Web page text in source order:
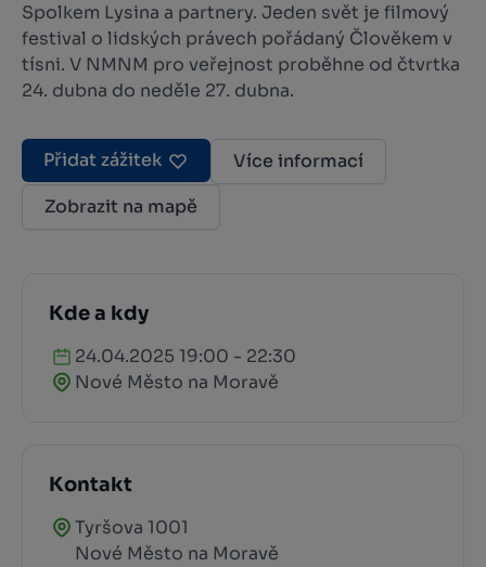
Spolkem Lysina a partnery. Jeden svět je filmový
festival o lidských právech pořádaný Člověkem v
tísni. V NMNM pro veřejnost proběhne od čtvrtka
24. dubna do neděle 27. dubna.
Přidat zážitek
Více informací
Zobrazit na mapě
Kde a kdy
24.04.2025 19:00 - 22:30
Nové Město na Moravě
Kontakt
Tyršova 1001
Nové Město na Moravě